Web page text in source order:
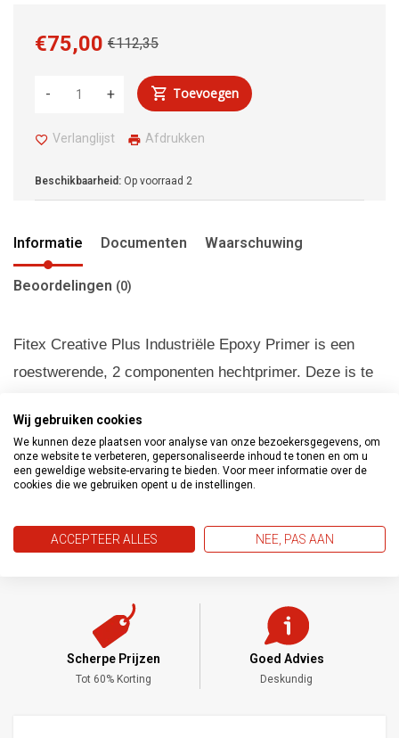
€112,35
€75,00
+
- Toevoegen
Verlanglijst Afdrukken
Beschikbaarheid: Op voorraad 2
Informatie Documenten Waarschuwing
Beoordelingen (0)
Fitex Creative Plus Industriële Epoxy Primer is een
roestwerende, 2 componenten hechtprimer. Deze is te
o.a. damwandprofielen, staalconstructies, beton,
kunststof, hout en trespa. Overschilderbaar met alle
Fitex Creative Plus producten.
Scherpe Prijzen
Tot 60% Korting
Goed Advies
Deskundig
Wij gebruiken cookies
We kunnen deze plaatsen voor analyse van onze bezoekersgegevens, om
onze website te verbeteren, gepersonaliseerde inhoud te tonen en om u
een geweldige website-ervaring te bieden. Voor meer informatie over de
cookies die we gebruiken opent u de instellingen.
ACCEPTEER ALLES NEE, PAS AAN